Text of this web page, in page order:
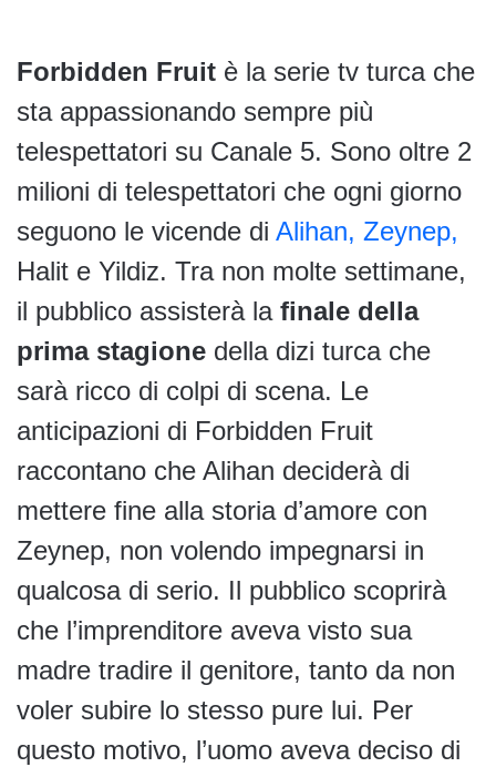
Forbidden Fruit è la serie tv turca che
sta appassionando sempre più
telespettatori su Canale 5. Sono oltre 2
milioni di telespettatori che ogni giorno
seguono le vicende di Alihan, Zeynep,
Halit e Yildiz. Tra non molte settimane,
il pubblico assisterà la finale della
prima stagione della dizi turca che
sarà ricco di colpi di scena. Le
anticipazioni di Forbidden Fruit
raccontano che Alihan deciderà di
mettere fine alla storia d’amore con
Zeynep, non volendo impegnarsi in
qualcosa di serio. Il pubblico scoprirà
che l’imprenditore aveva visto sua
madre tradire il genitore, tanto da non
voler subire lo stesso pure lui. Per
questo motivo, l’uomo aveva deciso di